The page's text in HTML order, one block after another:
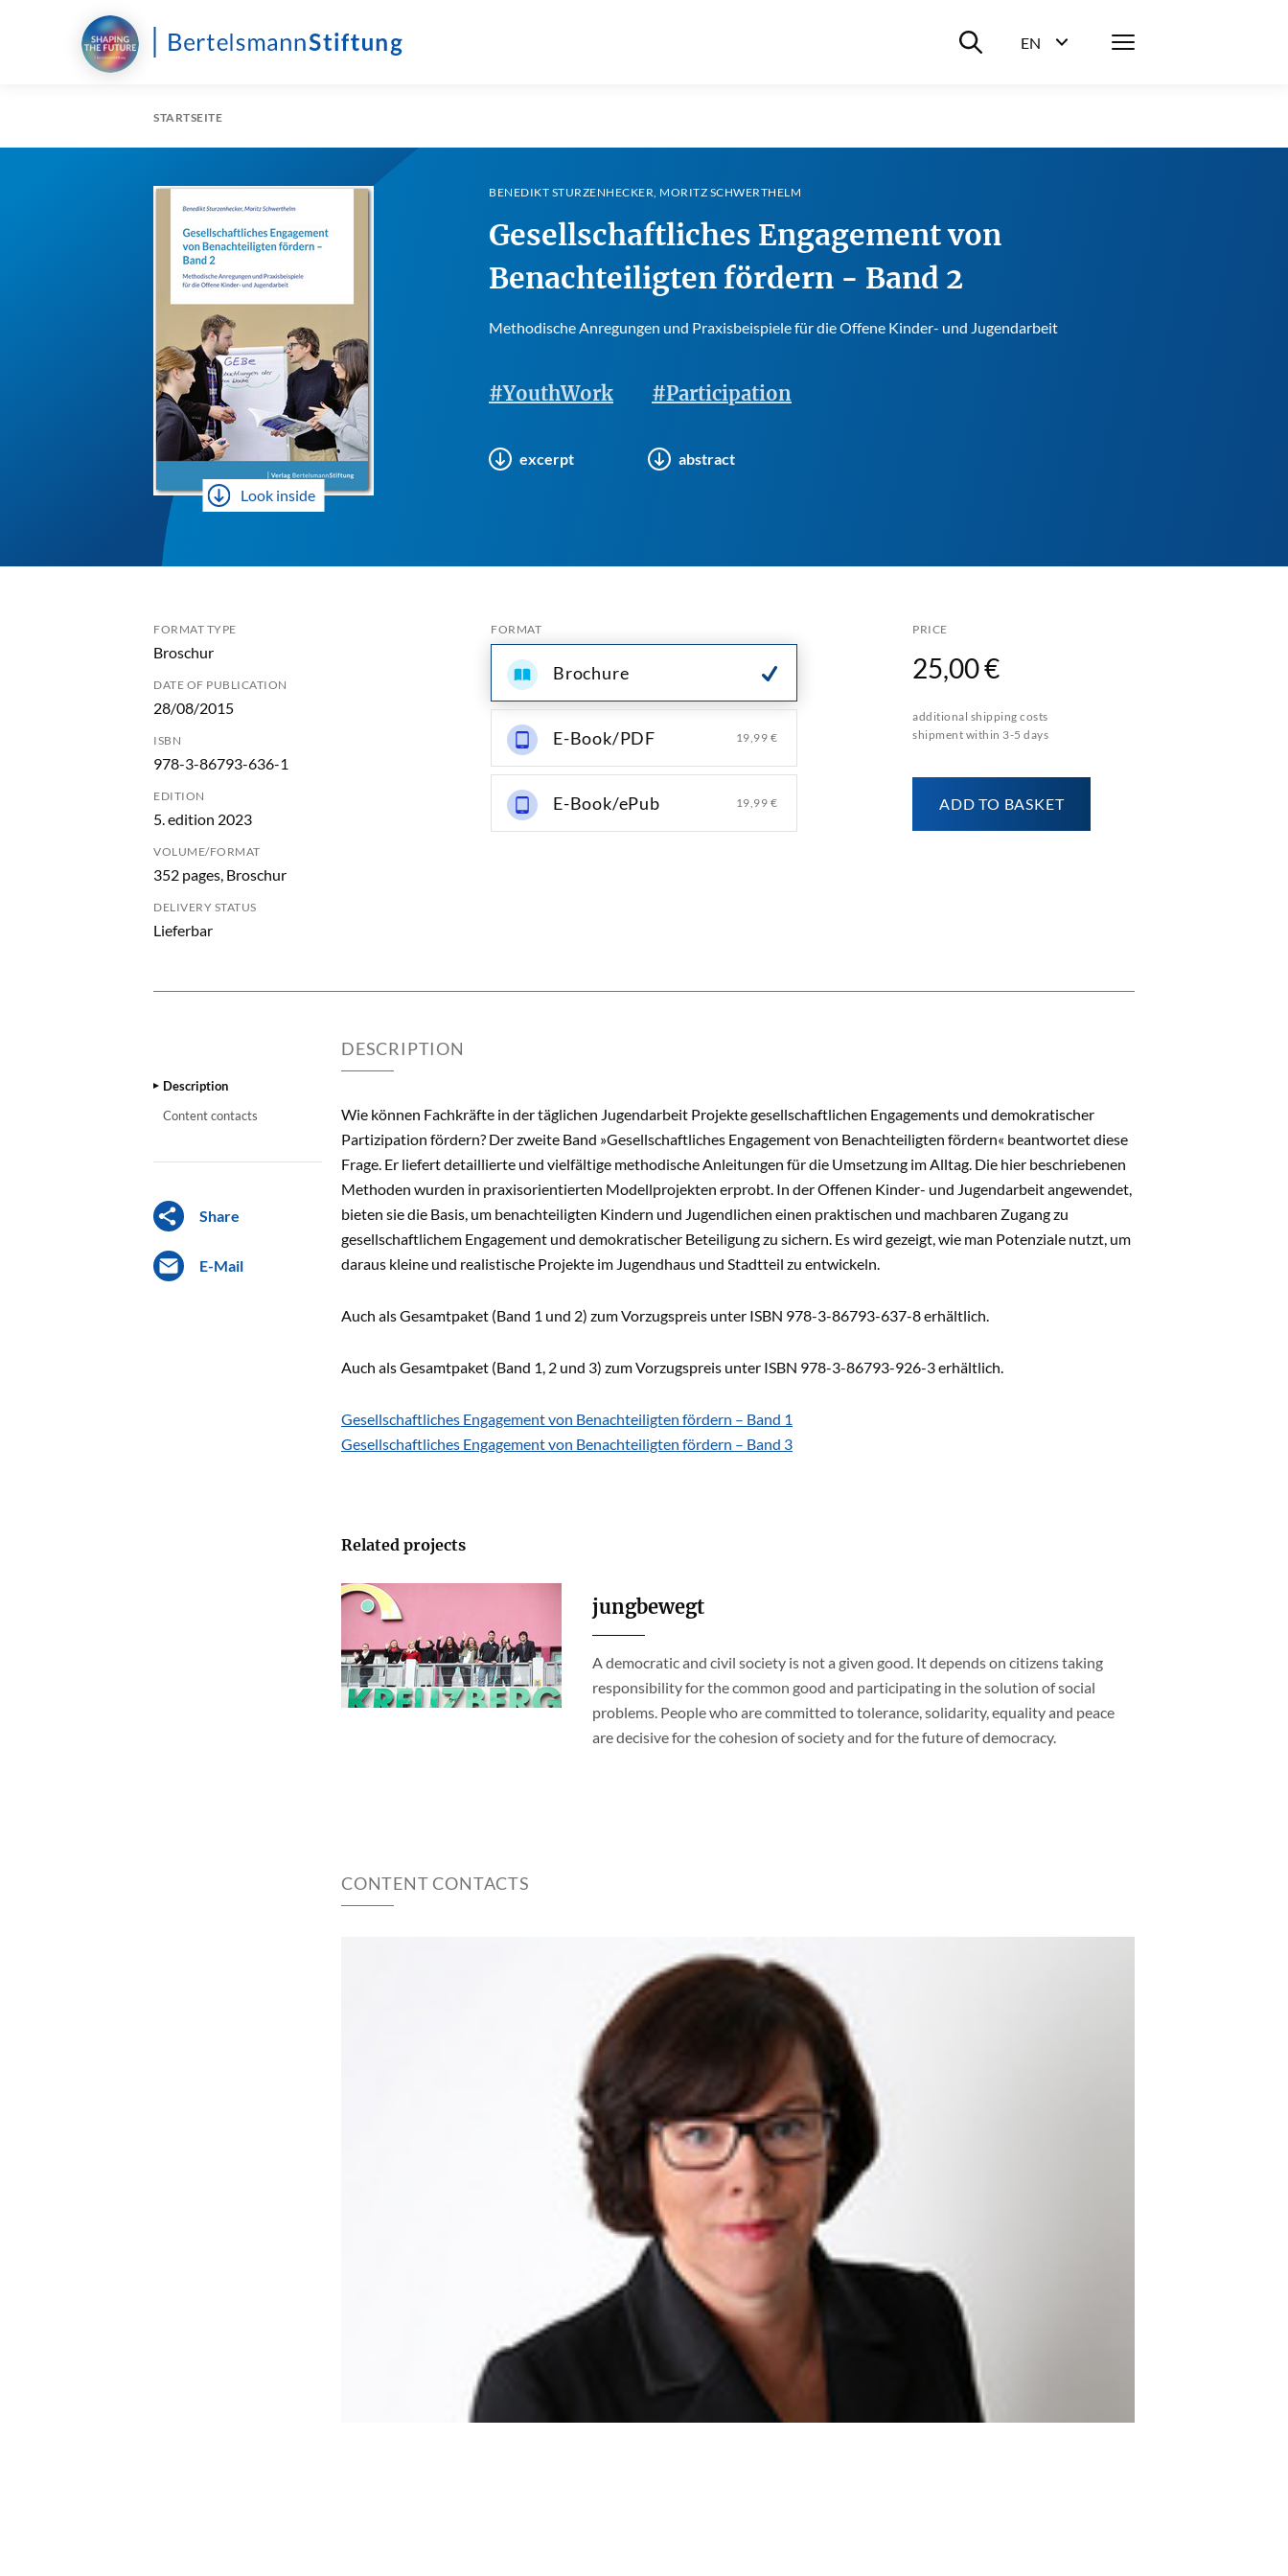
Suche ein-/ausblenden
EN
Menü
STARTSEITE
Look inside
BENEDIKT STURZENHECKER, MORITZ SCHWERTHELM
Gesellschaftliches Engagement von
Benachteiligten fördern - Band 2
Methodische Anregungen und Praxisbeispiele für die Offene Kinder- und Jugendarbeit
#YouthWork #Participation
excerpt abstract
FORMAT TYPE
Broschur
DATE OF PUBLICATION
28/08/2015
ISBN
978-3-86793-636-1
EDITION
5. edition 2023
VOLUME/FORMAT
352 pages, Broschur
DELIVERY STATUS
Lieferbar
FORMAT
Brochure
E-Book/PDF 19,99 €
E-Book/ePub 19,99 €
PRICE
25,00 €
additional shipping costs
shipment within 3-5 days
ADD TO BASKET
Description
Content contacts
Share
E-Mail
DESCRIPTION
Wie können Fachkräfte in der täglichen Jugendarbeit Projekte gesellschaftlichen Engagements und demokratischer
Partizipation fördern? Der zweite Band »Gesellschaftliches Engagement von Benachteiligten fördern« beantwortet diese
Frage. Er liefert detaillierte und vielfältige methodische Anleitungen für die Umsetzung im Alltag. Die hier beschriebenen
Methoden wurden in praxisorientierten Modellprojekten erprobt. In der Offenen Kinder- und Jugendarbeit angewendet,
bieten sie die Basis, um benachteiligten Kindern und Jugendlichen einen praktischen und machbaren Zugang zu
gesellschaftlichem Engagement und demokratischer Beteiligung zu sichern. Es wird gezeigt, wie man Potenziale nutzt, um
daraus kleine und realistische Projekte im Jugendhaus und Stadtteil zu entwickeln.
Auch als Gesamtpaket (Band 1 und 2) zum Vorzugspreis unter ISBN 978-3-86793-637-8 erhältlich.
Auch als Gesamtpaket (Band 1, 2 und 3) zum Vorzugspreis unter ISBN 978-3-86793-926-3 erhältlich.
Gesellschaftliches Engagement von Benachteiligten fördern – Band 1
Gesellschaftliches Engagement von Benachteiligten fördern – Band 3
Related projects
jungbewegt
A democratic and civil society is not a given good. It depends on citizens taking
responsibility for the common good and participating in the solution of social
problems. People who are committed to tolerance, solidarity, equality and peace
are decisive for the cohesion of society and for the future of democracy.
CONTENT CONTACTS